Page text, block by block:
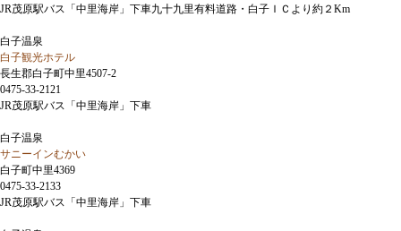
JR茂原駅バス「中里海岸」下車九十九里有料道路・白子ＩＣより約２Km
白子温泉
白子観光ホテル
長生郡白子町中里4507-2
0475-33-2121
JR茂原駅バス「中里海岸」下車
白子温泉
サニーインむかい
白子町中里4369
0475-33-2133
JR茂原駅バス「中里海岸」下車